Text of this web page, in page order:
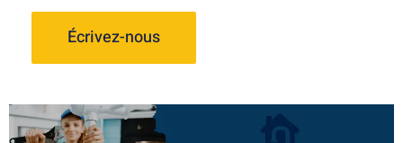
Écrivez-nous